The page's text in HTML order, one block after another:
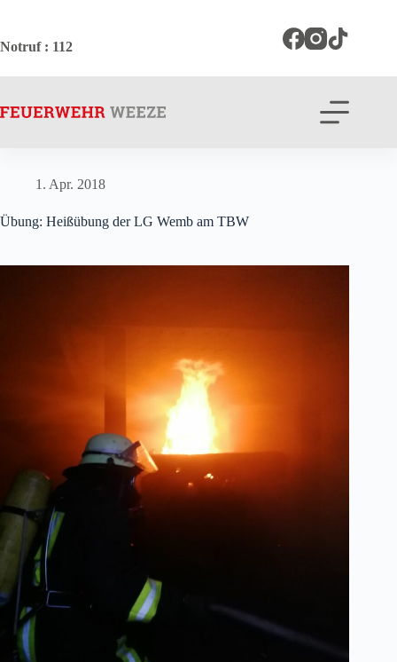
springen
Notruf: 112
1. Apr. 2018
Übung: Heißübung der LG Wemb am TBW